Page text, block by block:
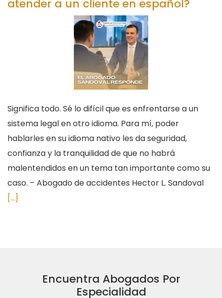
atender a un cliente en español?
Significa todo. Sé lo difícil que es enfrentarse a un
sistema legal en otro idioma. Para mí, poder
hablarles en su idioma nativo les da seguridad,
confianza y la tranquilidad de que no habrá
malentendidos en un tema tan importante como su
caso. – Abogado de accidentes Hector L. Sandoval
[...]
Encuentra Abogados Por
Especialidad